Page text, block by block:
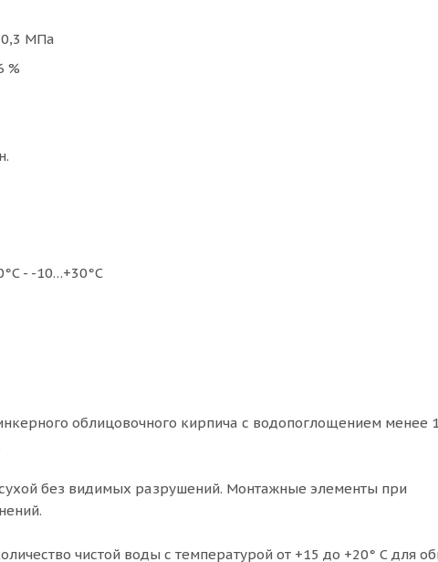
0,3 МПа
%
- -10…+30°С
облицовочного кирпича с водопоглощением менее
без видимых разрушений. Монтажные элементы при
чистой воды с температурой от +15 до +20° С для